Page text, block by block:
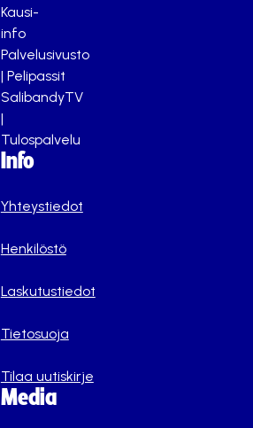
Kausi-
info
Palvelusivusto
| Pelipassit
SalibandyTV
|
Tulospalvelu
Info
Yhteystiedot
Henkilöstö
Laskutustiedot
Tietosuoja
Tilaa uutiskirje
Media